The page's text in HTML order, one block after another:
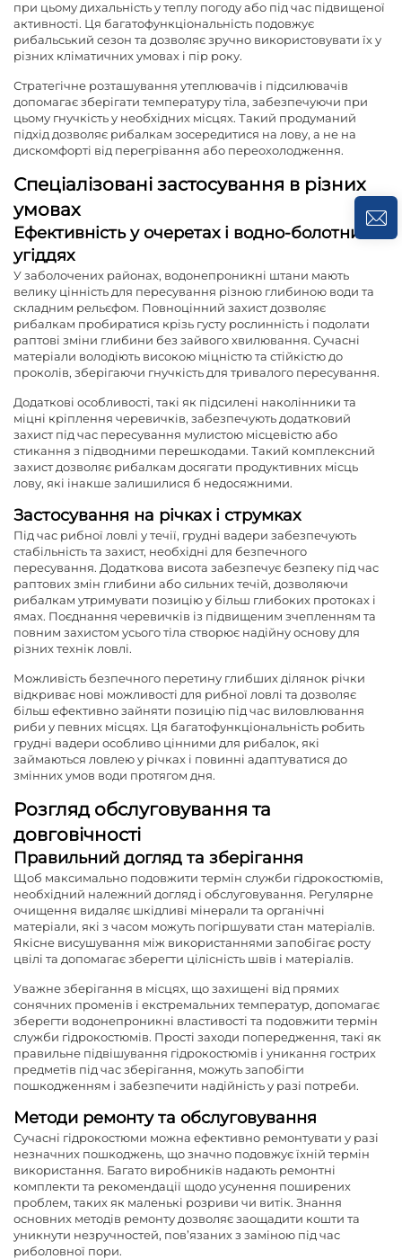
при цьому дихальність у теплу погоду або під час підвищеної
активності. Ця багатофункціональність подовжує
рибальський сезон та дозволяє зручно використовувати їх у
різних кліматичних умовах і пір року.
Стратегічне розташування утеплювачів і підсилювачів
допомагає зберігати температуру тіла, забезпечуючи при
цьому гнучкість у необхідних місцях. Такий продуманий
підхід дозволяє рибалкам зосередитися на лову, а не на
дискомфорті від перегрівання або переохолодження.
Спеціалізовані застосування в різних
умовах
Ефективність у очеретах і водно-болотних
угіддях
У заболочених районах, водонепроникні штани мають
велику цінність для пересування різною глибиною води та
складним рельєфом. Повноцінний захист дозволяє
рибалкам пробиратися крізь густу рослинність і подолати
раптові зміни глибини без зайвого хвилювання. Сучасні
матеріали володіють високою міцністю та стійкістю до
проколів, зберігаючи гнучкість для тривалого пересування.
Додаткові особливості, такі як підсилені наколінники та
міцні кріплення черевичків, забезпечують додатковий
захист під час пересування мулистою місцевістю або
стикання з підводними перешкодами. Такий комплексний
захист дозволяє рибалкам досягати продуктивних місць
лову, які інакше залишилися б недосяжними.
Застосування на річках і струмках
Під час рибної ловлі у течії, грудні вадери забезпечують
стабільність та захист, необхідні для безпечного
пересування. Додаткова висота забезпечує безпеку під час
раптових змін глибини або сильних течій, дозволяючи
рибалкам утримувати позицію у більш глибоких протоках і
ямах. Поєднання черевичків із підвищеним зчепленням та
повним захистом усього тіла створює надійну основу для
різних технік ловлі.
Можливість безпечного перетину глибших ділянок річки
відкриває нові можливості для рибної ловлі та дозволяє
більш ефективно зайняти позицію під час виловлювання
риби у певних місцях. Ця багатофункціональність робить
грудні вадери особливо цінними для рибалок, які
займаються ловлею у річках і повинні адаптуватися до
змінних умов води протягом дня.
Розгляд обслуговування та
довговічності
Правильний догляд та зберігання
Щоб максимально подовжити термін служби гідрокостюмів,
необхідний належний догляд і обслуговування. Регулярне
очищення видаляє шкідливі мінерали та органічні
матеріали, які з часом можуть погіршувати стан матеріалів.
Якісне висушування між використаннями запобігає росту
цвілі та допомагає зберегти цілісність швів і матеріалів.
Уважне зберігання в місцях, що захищені від прямих
сонячних променів і екстремальних температур, допомагає
зберегти водонепроникні властивості та подовжити термін
служби гідрокостюмів. Прості заходи попередження, такі як
правильне підвішування гідрокостюмів і уникання гострих
предметів під час зберігання, можуть запобігти
пошкодженням і забезпечити надійність у разі потреби.
Методи ремонту та обслуговування
Сучасні гідрокостюми можна ефективно ремонтувати у разі
незначних пошкоджень, що значно подовжує їхній термін
використання. Багато виробників надають ремонтні
комплекти та рекомендації щодо усунення поширених
проблем, таких як маленькі розриви чи витік. Знання
основних методів ремонту дозволяє заощадити кошти та
уникнути незручностей, пов’язаних з заміною під час
риболовної пори.